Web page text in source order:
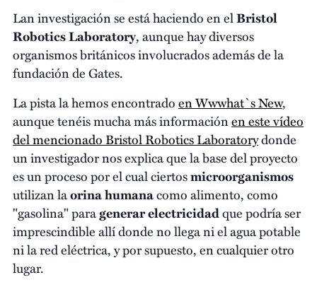
Lan investigación se está haciendo en elBristol
Robotics Laboratory, aunque hay diversos
organismos británicos involucrados además de la
fundación de Gates.
La pista la hemos encontradoen Wwwhat`s New,
aunque tenéis mucha más informaciónen este vídeo
del mencionado Bristol Robotics Laboratorydonde
un investigador nos explica que la base del proyecto
es un proceso por el cual ciertosmicroorganismos
utilizan laorina humanacomo alimento, como
"gasolina" paragenerar electricidadque podría ser
imprescindible allí donde no llega ni el agua potable
ni la red eléctrica, y por supuesto, en cualquier otro
lugar.